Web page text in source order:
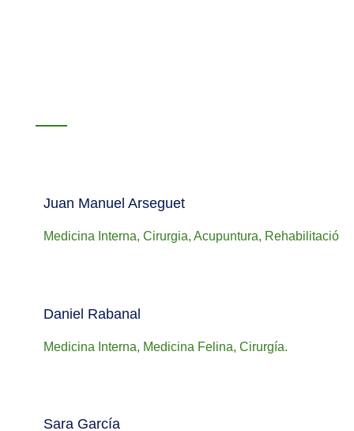
Juan Manuel Arseguet
Medicina Interna, Cirurgia, Acupuntura, Rehabilitació
Daniel Rabanal
Medicina Interna, Medicina Felina, Cirurgía.
Sara García